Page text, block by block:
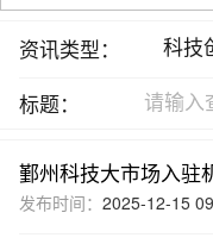
资讯类型：
标题：
鄞州科技大市场入驻
发布时间： 2025-12-15